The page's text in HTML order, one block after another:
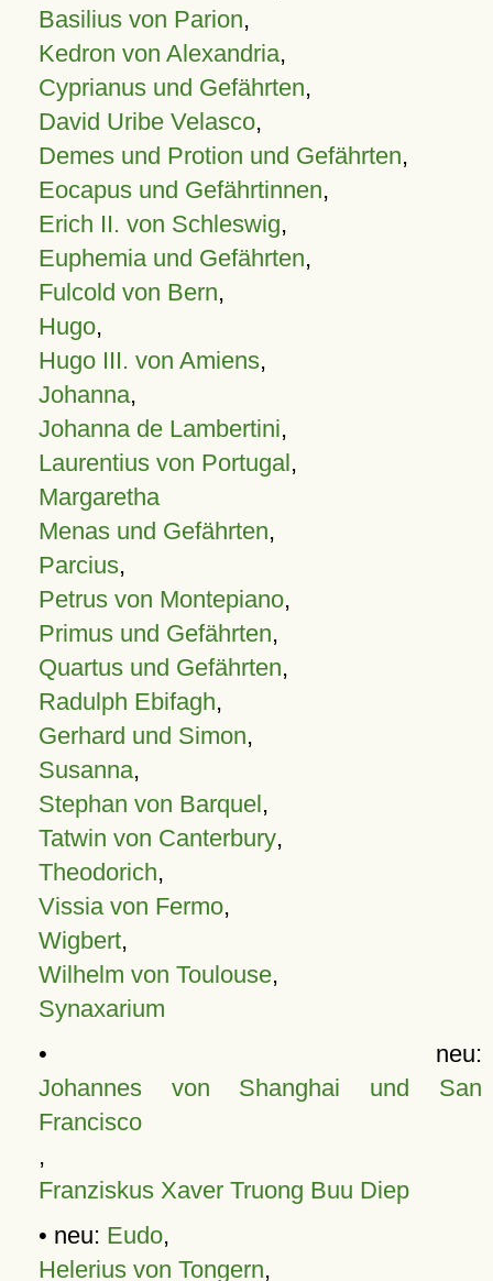
Basilius von Parion,
Kedron von Alexandria,
Cyprianus und Gefährten,
David Uribe Velasco,
Demes und Protion und Gefährten,
Eocapus und Gefährtinnen,
Erich II. von Schleswig,
Euphemia und Gefährten,
Fulcold von Bern,
Hugo,
Hugo III. von Amiens,
Johanna,
Johanna de Lambertini,
Laurentius von Portugal,
Margaretha
Menas und Gefährten,
Parcius,
Petrus von Montepiano,
Primus und Gefährten,
Quartus und Gefährten,
Radulph Ebifagh,
Gerhard und Simon,
Susanna,
Stephan von Barquel,
Tatwin von Canterbury,
Theodorich,
Vissia von Fermo,
Wigbert,
Wilhelm von Toulouse,
Synaxarium
• neu:
Johannes von Shanghai und San
Francisco
,
Franziskus Xaver Truong Buu Diep
• neu: Eudo,
Helerius von Tongern,